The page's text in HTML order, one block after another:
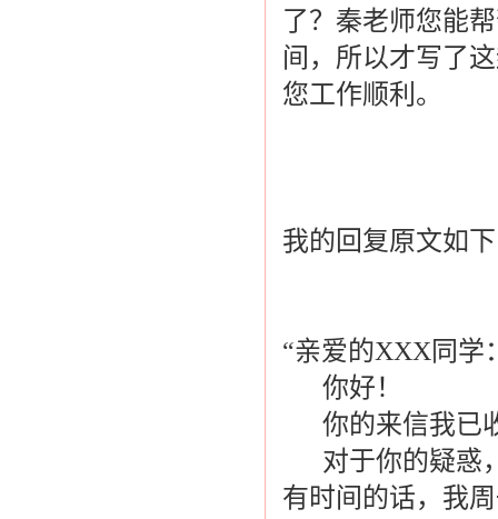
了？秦老师您能
间，所以才写了
您工作顺利。
我的回复原文如
“亲爱的XXX同学
你好！
你的来信我已
对于你的疑惑
有时间的话，我